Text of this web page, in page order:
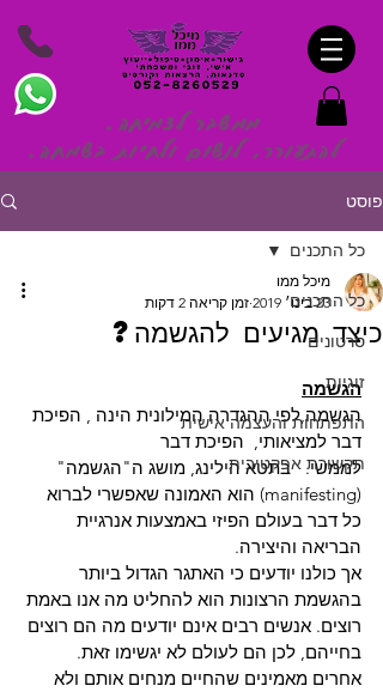
ממשבר לצמיחה.
להתעורר, לנשום ולחיות בשמחה.
פוסט
כל התכנים
סרטונים
זוגיות
התפתחות והעצמה אישית
תקשורת אפקטיבית
כל התכנים
כיצד מגיעים להגשמה?
מיכל ממו
23 בינו׳ 2019
זמן קריאה 2 דקות
הגשמה
הגשמה,לפי ההגדרה המילונית הינה , הפיכת
דבר למציאותי,  הפיכת דבר
לממשי.   בתטא הילינג, מושג ה"הגשמה"
(manifesting) הוא האמונה שאפשרי לברוא
כל דבר בעולם הפיזי באמצעות אנרגיית
הבריאה והיצירה.
אך כולנו יודעים כי האתגר הגדול ביותר
בהגשמת הרצונות הוא להחליט מה אנו באמת
רוצים. אנשים רבים אינם יודעים מה הם רוצים
בחייהם, לכן הם לעולם לא יגשימו זאת.
אחרים מאמינים שהחיים מנחים אותם ולא